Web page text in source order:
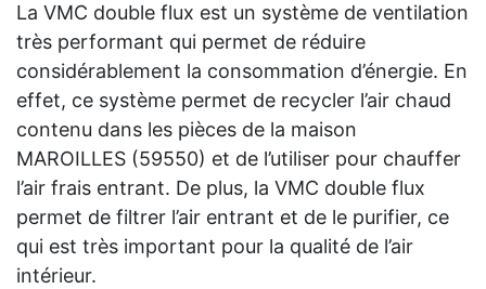
La VMC double flux est un système de ventilation
très performant qui permet de réduire
considérablement la consommation d’énergie. En
effet, ce système permet de recycler l’air chaud
contenu dans les pièces de la maison
MAROILLES (59550) et de l’utiliser pour chauffer
l’air frais entrant. De plus, la VMC double flux
permet de filtrer l’air entrant et de le purifier, ce
qui est très important pour la qualité de l’air
intérieur.